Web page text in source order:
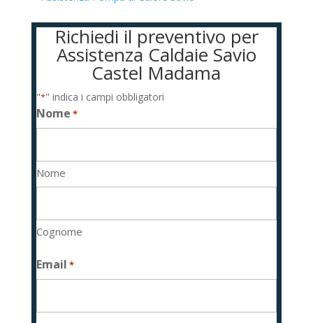
Richiedi il preventivo per
Assistenza Caldaie Savio
Castel Madama
"*" indica i campi obbligatori
Nome *
Nome
Cognome
Email *